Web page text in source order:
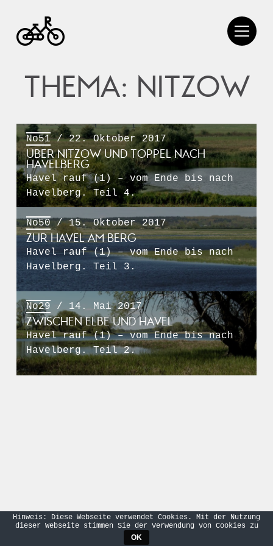
THEMA: NITZOW
No51/ 22. Oktober 2017
ÜBER NITZOW UND TOPPEL NACH
HAVELBERG
Havel rauf (1) – vom Ende bis nach
Havelberg. Teil 4.
No50 / 15. Oktober 2017
ZUR HAVEL AM BERG
Havel rauf (1) – vom Ende bis nach
Havelberg. Teil 3.
No29 / 14. Mai 2017
ZWISCHEN ELBE UND HAVEL
Havel rauf (1) – vom Ende bis nach
Havelberg. Teil 2.
Hinweis: Diese Webseite verwendet Cookies. Mit der Nutzung
dieser Webseite stimmen Sie der Verwendung von Cookies zu
OK